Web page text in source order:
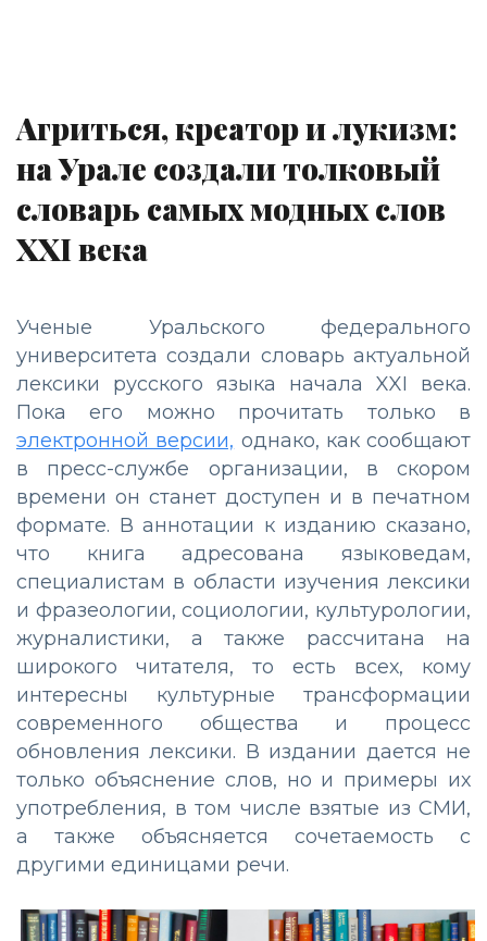
Агриться, креатор и лукизм:
на Урале создали толковый
словарь самых модных слов
XXI века
Ученые Уральского федерального
университета создали словарь актуальной
лексики русского языка начала XXI века.
Пока его можно прочитать только в
электронной версии, однако, как сообщают
в пресс-службе организации, в скором
времени он станет доступен и в печатном
формате. В аннотации к изданию сказано,
что книга адресована языковедам,
специалистам в области изучения лексики
и фразеологии, социологии, культурологии,
журналистики, а также рассчитана на
широкого читателя, то есть всех, кому
интересны культурные трансформации
современного общества и процесс
обновления лексики. В издании дается не
только объяснение слов, но и примеры их
употребления, в том числе взятые из СМИ,
а также объясняется сочетаемость с
другими единицами речи.